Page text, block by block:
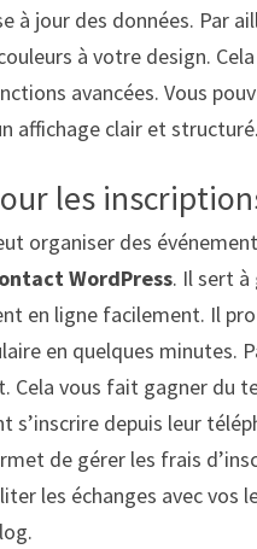
à jour des données. Par
à votre design.
avancées. Vous
affichage clair et
les
organiser des
WordPress. Il sert à
en ligne facilement. Il
en quelques minutes.
Cela vous fait gagner du
s’inscrire depuis leur
de gérer les frais
les échanges avec vos